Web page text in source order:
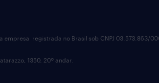
empresa registrada no Brasil sob CNPJ 03.573.863/
1350, 20º andar.